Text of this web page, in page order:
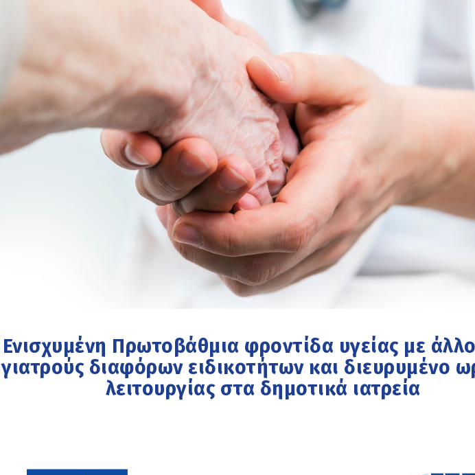
Ενισχυμένη Πρωτοβάθμια φροντίδα υγείας με
γιατρούς διαφόρων ειδικοτήτων και διευρυμένο
λειτουργίας στα δημοτικά ιατρεία